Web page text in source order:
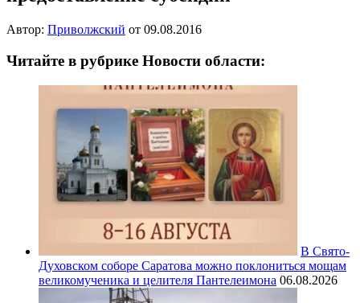
Автор: Приволжский от 09.08.2016
Читайте в рубрике Новости области:
В Свято-
Духовском соборе Саратова можно поклониться мощам
великомученика и целителя Пантелеимона 06.08.2026